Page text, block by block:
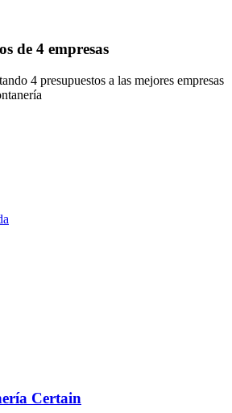
de 4 empresas
4 presupuestos a las mejores empresas
Certain